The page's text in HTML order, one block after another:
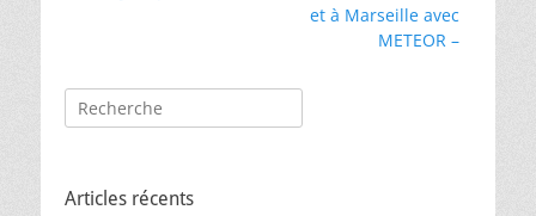
suivant :et à Marseille avec
METEOR –
Rechercher :
Articles récents